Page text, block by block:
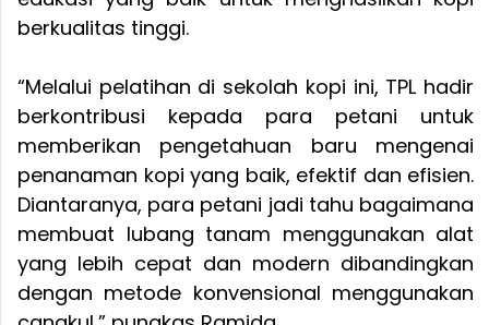
berkualitas tinggi.
“Melalui pelatihan di sekolah kopi ini, TPL hadir
berkontribusi kepada para petani untuk
memberikan pengetahuan baru mengenai
penanaman kopi yang baik, efektif dan efisien.
Diantaranya, para petani jadi tahu bagaimana
membuat lubang tanam menggunakan alat
yang lebih cepat dan modern dibandingkan
dengan metode konvensional menggunakan